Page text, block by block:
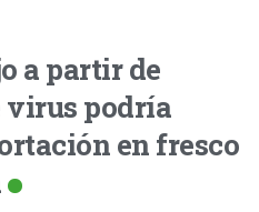
a partir de
virus podría
en fresco